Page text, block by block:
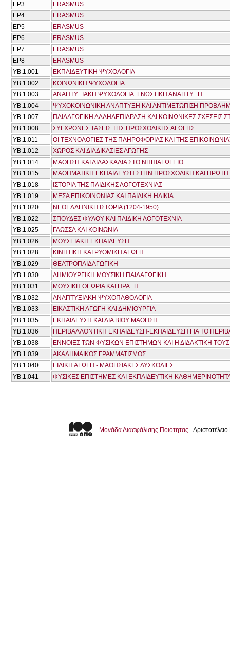
ΕΡ3
ERASMUS
ΕΡ4
ERASMUS
ΕΡ5
ERASMUS
ΕΡ6
ERASMUS
ΕΡ7
ERASMUS
ΕΡ8
ERASMUS
ΥΒ.1.001
ΕΚΠΑΙΔΕΥΤΙΚΗ ΨΥΧΟΛΟΓΙΑ
ΥΒ.1.002
ΚΟΙΝΩΝΙΚΗ ΨΥΧΟΛΟΓΙΑ
ΥΒ.1.003
ΑΝΑΠΤΥΞΙΑΚΗ ΨΥΧΟΛΟΓΙΑ: ΓΝΩΣΤΙΚΗ ΑΝΑΠΤΥΞΗ
ΥΒ.1.004
ΨΥΧΟΚΟΙΝΩΝΙΚΗ ΑΝΑΠΤΥΞΗ ΚΑΙ ΑΝΤΙΜΕΤΩΠΙΣΗ
ΥΒ.1.007
ΠΑΙΔΑΓΩΓΙΚΗ ΑΛΛΗΛΕΠΙΔΡΑΣΗ ΚΑΙ ΚΟΙΝΩΝΙΚΕΣ ΣΧΕΣΕΙΣ
ΥΒ.1.008
ΣΥΓΧΡΟΝΕΣ ΤΑΣΕΙΣ ΤΗΣ ΠΡΟΣΧΟΛΙΚΗΣ ΑΓΩΓΗΣ
ΥΒ.1.011
ΟΙ ΤΕΧΝΟΛΟΓΙΕΣ ΤΗΣ ΠΛΗΡΟΦΟΡΙΑΣ ΚΑΙ ΤΗΣ
ΥΒ.1.012
ΧΩΡΟΣ ΚΑΙ ΔΙΑΔΙΚΑΣΙΕΣ ΑΓΩΓΗΣ
ΥΒ.1.014
ΜΑΘΗΣΗ ΚΑΙ ΔΙΔΑΣΚΑΛΙΑ ΣΤΟ ΝΗΠΙΑΓΩΓΕΙΟ
ΥΒ.1.015
ΜΑΘΗΜΑΤΙΚΗ ΕΚΠΑΙΔΕΥΣΗ ΣΤΗΝ ΠΡΟΣΧΟΛΙΚΗ ΚΑΙ ΠΡΩΤΗ
ΥΒ.1.018
ΙΣΤΟΡΙΑ ΤΗΣ ΠΑΙΔΙΚΗΣ ΛΟΓΟΤΕΧΝΙΑΣ
ΥΒ.1.019
ΜΕΣΑ ΕΠΙΚΟΙΝΩΝΙΑΣ ΚΑΙ ΠΑΙΔΙΚΗ ΗΛΙΚΙΑ
ΥΒ.1.020
ΝΕΟΕΛΛΗΝΙΚΗ ΙΣΤΟΡΙΑ (1204-1950)
ΥΒ.1.022
ΣΠΟΥΔΕΣ ΦΥΛΟΥ ΚΑΙ ΠΑΙΔΙΚΗ ΛΟΓΟΤΕΧΝΙΑ
ΥΒ.1.025
ΓΛΩΣΣΑ ΚΑΙ ΚΟΙΝΩΝΙΑ
ΥΒ.1.026
ΜΟΥΣΕΙΑΚΗ ΕΚΠΑΙΔΕΥΣΗ
ΥΒ.1.028
ΚΙΝΗΤΙΚΗ ΚΑΙ ΡΥΘΜΙΚΗ ΑΓΩΓΗ
ΥΒ.1.029
ΘΕΑΤΡΟΠΑΙΔΑΓΩΓΙΚΗ
ΥΒ.1.030
ΔΗΜΙΟΥΡΓΙΚΗ ΜΟΥΣΙΚΗ ΠΑΙΔΑΓΩΓΙΚΗ
ΥΒ.1.031
ΜΟΥΣΙΚΗ ΘΕΩΡΙΑ ΚΑΙ ΠΡΑΞΗ
ΥΒ.1.032
ΑΝΑΠΤΥΞΙΑΚΗ ΨΥΧΟΠΑΘΟΛΟΓΙΑ
ΥΒ.1.033
ΕΙΚΑΣΤΙΚΗ ΑΓΩΓΗ ΚΑΙ ΔΗΜΙΟΥΡΓΙΑ
ΥΒ.1.035
ΕΚΠΑΙΔΕΥΣΗ ΚΑΙ ΔΙΑ ΒΙΟΥ ΜΑΘΗΣΗ
ΥΒ.1.036
ΠΕΡΙΒΑΛΛΟΝΤΙΚΗ ΕΚΠΑΙΔΕΥΣΗ-ΕΚΠΑΙΔΕΥΣΗ ΓΙΑ ΤΟ
ΥΒ.1.038
ΕΝΝΟΙΕΣ ΤΩΝ ΦΥΣΙΚΩΝ ΕΠΙΣΤΗΜΩΝ ΚΑΙ Η ΔΙΔΑΚΤΙΚΗ ΤΟΥΣ
ΥΒ.1.039
ΑΚΑΔΗΜΑΙΚΟΣ ΓΡΑΜΜΑΤΙΣΜΟΣ
ΥΒ.1.040
ΕΙΔΙΚΗ ΑΓΩΓΗ - ΜΑΘΗΣΙΑΚΕΣ ΔΥΣΚΟΛΙΕΣ
ΥΒ.1.041
ΦΥΣΙΚΕΣ ΕΠΙΣΤΗΜΕΣ ΚΑΙ ΕΚΠΑΙΔΕΥΤΙΚΗ
Μονάδα Διασφάλισης Ποιότητας -